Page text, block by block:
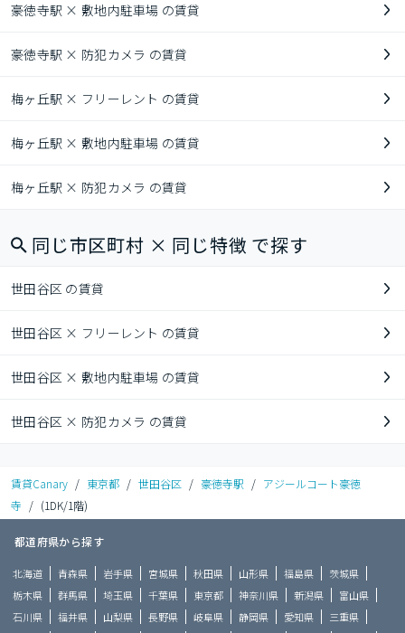
豪徳寺駅 × 敷地内駐車場 の賃貸
豪徳寺駅 × 防犯カメラ の賃貸
梅ヶ丘駅 × フリーレント の賃貸
梅ヶ丘駅 × 敷地内駐車場 の賃貸
梅ヶ丘駅 × 防犯カメラ の賃貸
同じ市区町村 × 同じ特徴 で探す
世田谷区 の賃貸
世田谷区 × フリーレント の賃貸
世田谷区 × 敷地内駐車場 の賃貸
世田谷区 × 防犯カメラ の賃貸
賃貸Canary / 東京都 / 世田谷区 / 豪徳寺駅 / アジールコート豪徳
寺 / (1DK/1階)
都道府県から探す
北海道 青森県 岩手県 宮城県 秋田県 山形県 福島県
茨城県
栃木県
群馬県 埼玉県 千葉県 東京都 神奈川県 新潟県
富山県
石川県
福井県 山梨県 長野県 岐阜県 静岡県 愛知県
三重県